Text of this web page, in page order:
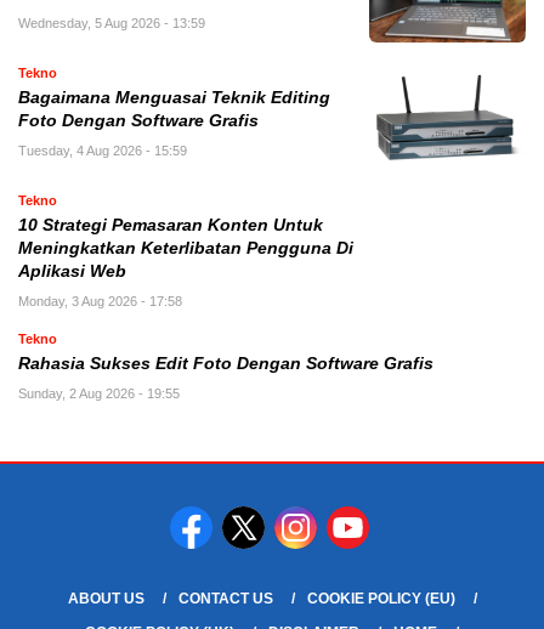
Wednesday, 5 Aug 2026 - 13:59
Tekno
Bagaimana Menguasai Teknik Editing
Foto Dengan Software Grafis
Tuesday, 4 Aug 2026 - 15:59
Tekno
10 Strategi Pemasaran Konten Untuk
Meningkatkan Keterlibatan Pengguna Di
Aplikasi Web
Monday, 3 Aug 2026 - 17:58
Tekno
Rahasia Sukses Edit Foto Dengan Software Grafis
Sunday, 2 Aug 2026 - 19:55
ABOUT US CONTACT US
COOKIE POLICY (EU)